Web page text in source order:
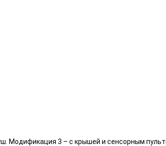
Модификация 3 – с крышей и сенсорным